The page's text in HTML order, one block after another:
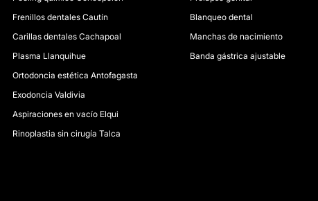
Frenillos dentales Cautín
Carillas dentales Cachapoal
Plasma Llanquihue
Ortodoncia estética Antofagasta
Exodoncia Valdivia
Aspiraciones en vacío Elqui
Rinoplastia sin cirugía Talca
Blanqueo dental
Manchas de nacimiento
Banda gástrica ajustable